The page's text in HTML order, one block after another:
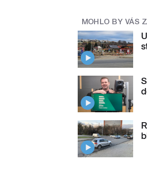
MOHLO BY VÁS